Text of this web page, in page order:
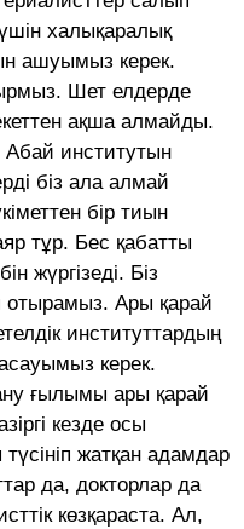
халықаралық
ашуымыз керек.
Шет елдерде
ақша алмайды.
институтын
біз ала алмай
бір тиын
тұр. Бес қабатты
жүргізеді. Біз
отырамыз. Ары қарай
институттардың
керек.
ғылымы ары қарай
кезде осы
жатқан адамдар
да, докторлар да
көзқараста. Ал,